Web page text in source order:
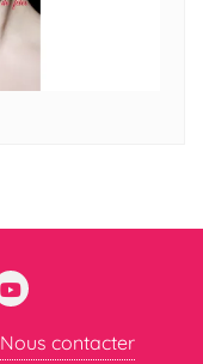
Nous contacter